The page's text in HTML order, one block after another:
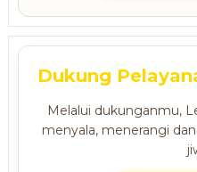
Dukung
Melalui dukunganmu,
menyala, menerangi